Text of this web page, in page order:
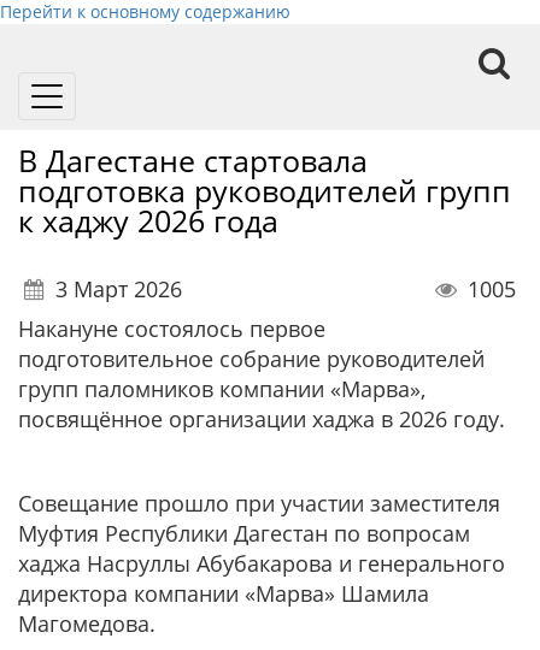
Перейти к основному содержанию
Toggle
В Дагестане стартовала
подготовка руководителей групп
к хаджу 2026 года
3 Март 2026
1005
Накануне состоялось первое
подготовительное собрание руководителей
групп паломников компании «Марва»,
посвящённое организации хаджа в 2026 году.
Совещание прошло при участии заместителя
Муфтия Республики Дагестан по вопросам
хаджа Насруллы Абубакарова и генерального
директора компании «Марва» Шамила
Магомедова.